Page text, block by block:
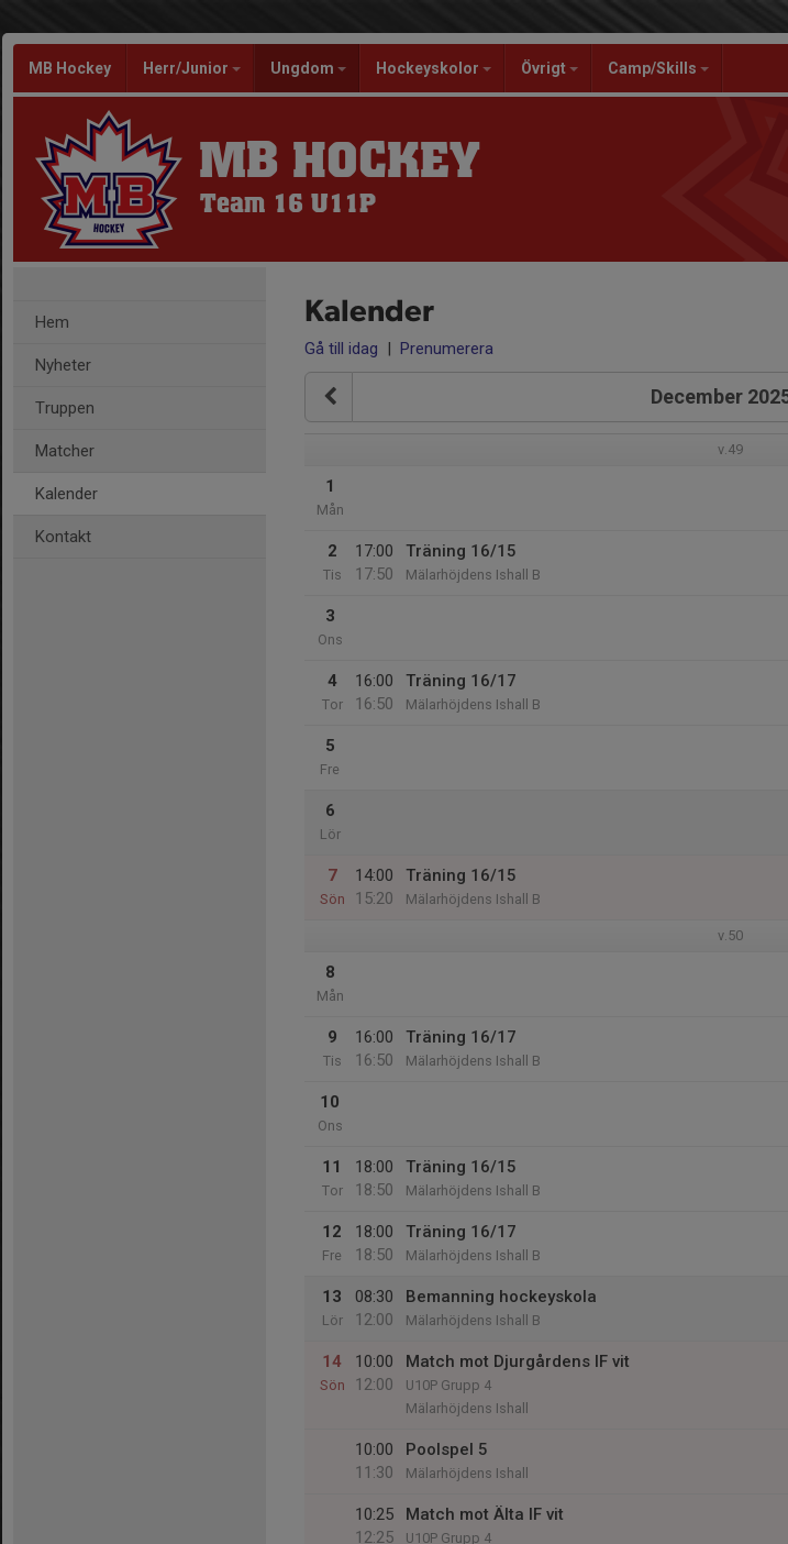
MB Hockey Herr/Junior Ungdom Hockeyskolor Övrigt Camp/Skills
MB HOCKEY
Team 16 U11P
Hem
Nyheter
Truppen
Matcher
Kalender
Kontakt
Kalender
Gå till idag | Prenumerera
December
v.49
1
Mån
2
Tis
17:00
17:50
Träning 16/15
Mälarhöjdens Ishall B
3
Ons
4
Tor
16:00
16:50
Träning 16/17
Mälarhöjdens Ishall B
5
Fre
6
Lör
7
Sön
14:00
15:20
Träning 16/15
Mälarhöjdens Ishall B
v.50
8
Mån
9
Tis
16:00
16:50
Träning 16/17
Mälarhöjdens Ishall B
10
Ons
11
Tor
18:00
18:50
Träning 16/15
Mälarhöjdens Ishall B
12
Fre
18:00
18:50
Träning 16/17
Mälarhöjdens Ishall B
13
Lör
08:30
12:00
Bemanning hockeyskola
Mälarhöjdens Ishall B
14
Sön
10:00
12:00
Match mot Djurgårdens IF vit
U10P Grupp 4
Mälarhöjdens Ishall
10:00
11:30
Poolspel 5
Mälarhöjdens Ishall
10:25
12:25
Match mot Älta IF vit
U10P Grupp 4